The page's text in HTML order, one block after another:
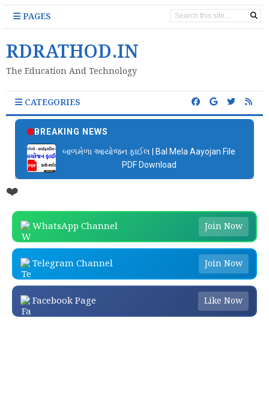
PAGES
RDRATHOD.IN
The Education And Technology
CATEGORIES
BREAKING NEWS
બાળમેળા આયોજન ફાઈલ | Bal Mela Aayojan File
PDF Download
❤️
WhatsApp Channel Join Now
Telegram Channel Join Now
Facebook Page Like Now